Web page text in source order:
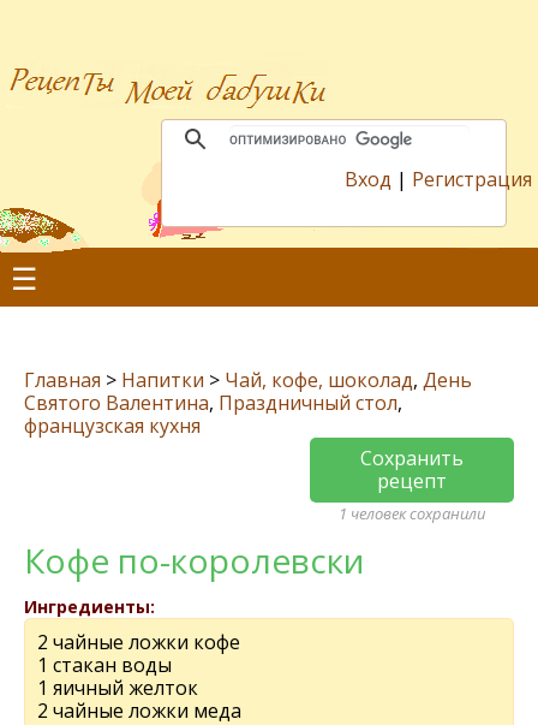
Вход | Регистрация
☰
Главная > Напитки > Чай, кофе, шоколад, День
Святого Валентина, Праздничный стол,
французская кухня
Сохранить
рецепт
1 человек сохранили
Кофе по-королевски
Ингредиенты:
2 чайные ложки кофе
1 стакан воды
1 яичный желток
2 чайные ложки меда